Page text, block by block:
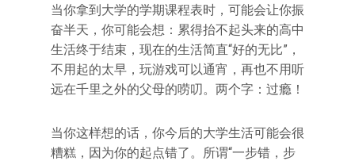
当你拿到大学的学期课程表时，可能会让你振
奋半天，你可能会想：累得抬不起头来的高中
生活终于结束，现在的生活简直“好的无比”，
不用起的太早，玩游戏可以通宵，再也不用听
远在千里之外的父母的唠叨。两个字：过瘾！
当你这样想的话，你今后的大学生活可能会很
糟糕，因为你的起点错了。所谓“一步错，步